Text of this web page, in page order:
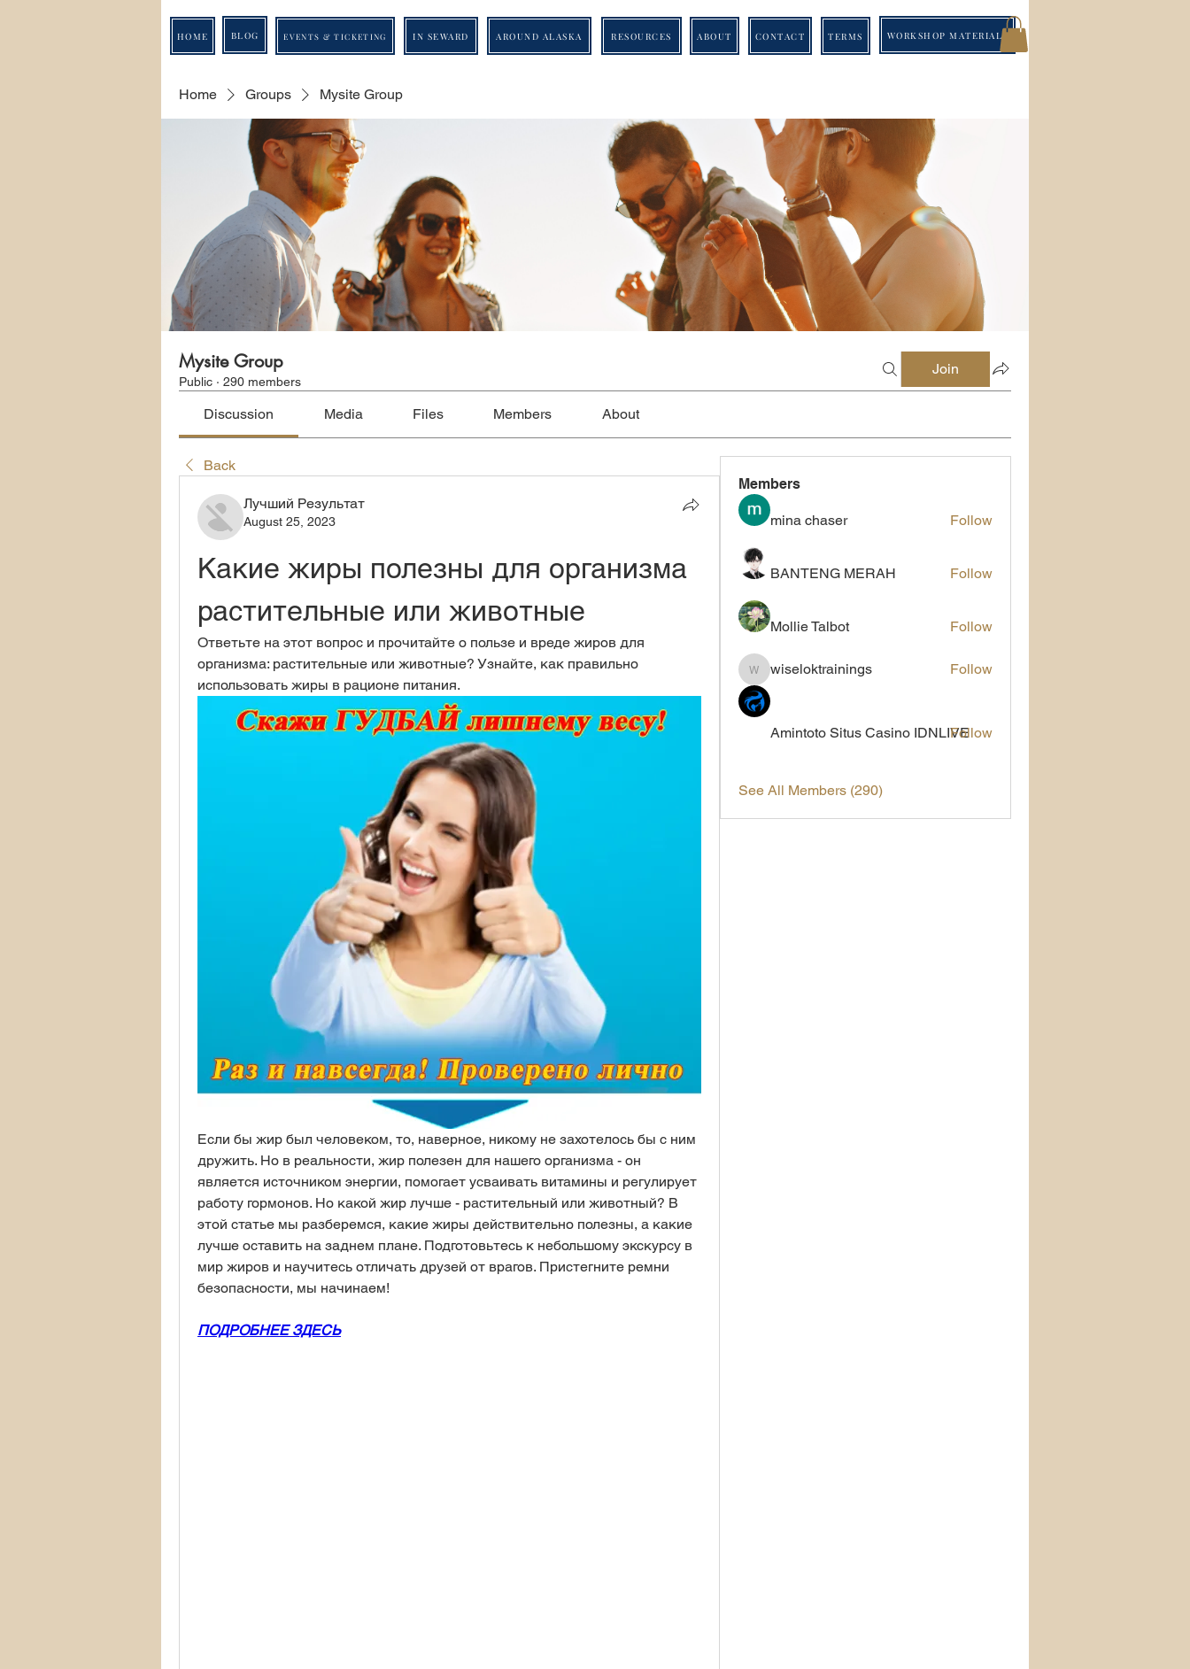
HOME BLOG EVENTS & TICKETING IN SEWARD AROUND ALASKA RESOURCES ABOUT CONTACT TERMS WORKSHOP MATERIALS
Home Groups Mysite Group
Mysite Group
Public · 290 members
Join
Discussion Media Files Members About
Back
Лучший Результат
August 25, 2023
Какие жиры полезны для организма
растительные или животные
Ответьте на этот вопрос и прочитайте о пользе и вреде жиров для
организма: растительные или животные? Узнайте, как правильно
использовать жиры в рационе питания.
Если бы жир был человеком, то, наверное, никому не захотелось бы с ним
дружить. Но в реальности, жир полезен для нашего организма - он
является источником энергии, помогает усваивать витамины и регулирует
работу гормонов. Но какой жир лучше - растительный или животный? В
этой статье мы разберемся, какие жиры действительно полезны, а какие
лучше оставить на заднем плане. Подготовьтесь к небольшому экскурсу в
мир жиров и научитесь отличать друзей от врагов. Пристегните ремни
безопасности, мы начинаем!
ПОДРОБНЕЕ ЗДЕСЬ
Members
mina chaser Follow
BANTENG MERAH Follow
Mollie Talbot Follow
wiseloktrainings
wiseloktrainings Follow
Amintoto Situs Casino IDNLIVEFollow
See All Members (290)